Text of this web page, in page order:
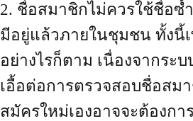
2. ชื่อสมาชิกไม่ควรใช้ชื่อ
มีอยู่แล้วภายในชุมชน ทั้งนี้
อย่างไรก็ตาม เนื่องจากระบ
เอื้อต่อการตรวจสอบชื่อสม
สมัครใหม่เองอาจจะต้องก